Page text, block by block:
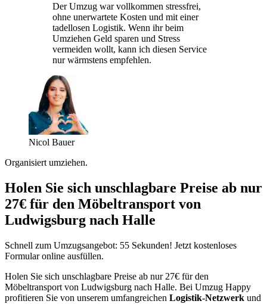
Der Umzug war vollkommen stressfrei,
ohne unerwartete Kosten und mit einer
tadellosen Logistik. Wenn ihr beim
Umziehen Geld sparen und Stress
vermeiden wollt, kann ich diesen Service
nur wärmstens empfehlen.
Nicol Bauer
Organisiert umziehen.
Holen Sie sich unschlagbare Preise ab nur
27€ für den Möbeltransport von
Ludwigsburg nach Halle
Schnell zum Umzugsangebot: 55 Sekunden! Jetzt kostenloses
Formular online ausfüllen.
Holen Sie sich unschlagbare Preise ab nur 27€ für den
Möbeltransport von Ludwigsburg nach Halle. Bei Umzug Happy
profitieren Sie von unserem umfangreichen Logistik-Netzwerk und